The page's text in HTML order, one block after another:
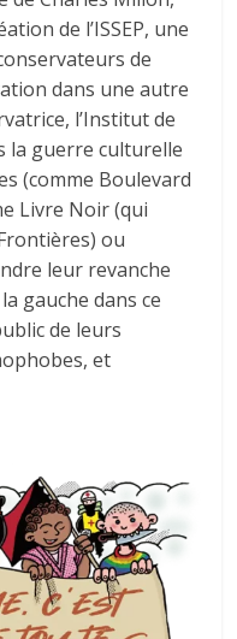
de l’ISSEP, une
de
dans une autre
l’Institut de
la guerre culturelle
(comme Boulevard
Livre Noir (qui
ou
leur revanche
gauche dans ce
de leurs
et